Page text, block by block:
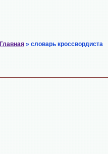
Главная » словарь кроссвордиста